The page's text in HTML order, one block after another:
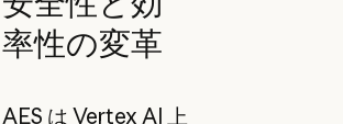
率性の変革
AES は Vertex AI 上